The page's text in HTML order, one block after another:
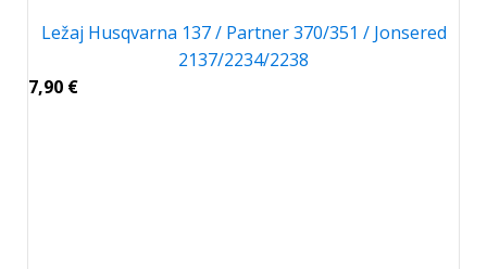
Ležaj Husqvarna 137 / Partner 370/351 / Jonsered
2137/2234/2238
7,90 €